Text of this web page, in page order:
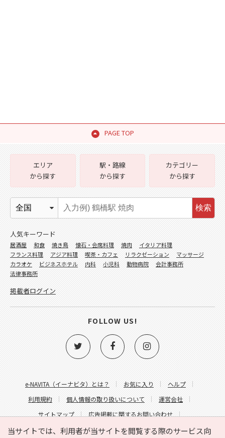
PAGE TOP
当サイトでは、利用者が当サイトを閲覧する際のサービス向
e-NAVITA（イーナビタ）とは？ お気に入り
ヘルプ
利用規約
個人情報の取り扱いについて
運営会社
サイトマップ
広告掲載に関するお問い合わせ
サイトの内容に関するお問い合わせ
エリア
から探す
駅・路線
から探す
カテゴリー
から探す
検索
人気キーワード
居酒屋 和食 焼き鳥 懐石・会席料理 焼肉
イタリア料理
フランス料理
アジア料理 喫茶・カフェ リラクゼーション
マッサージ
カラオケ
ビジネスホテル 内科 小児科 動物病院
会計事務所
法律事務所
掲載者ログイン
FOLLOW US!